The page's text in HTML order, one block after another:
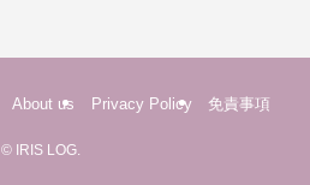
About us Privacy Policy 免責事項
© IRIS LOG.